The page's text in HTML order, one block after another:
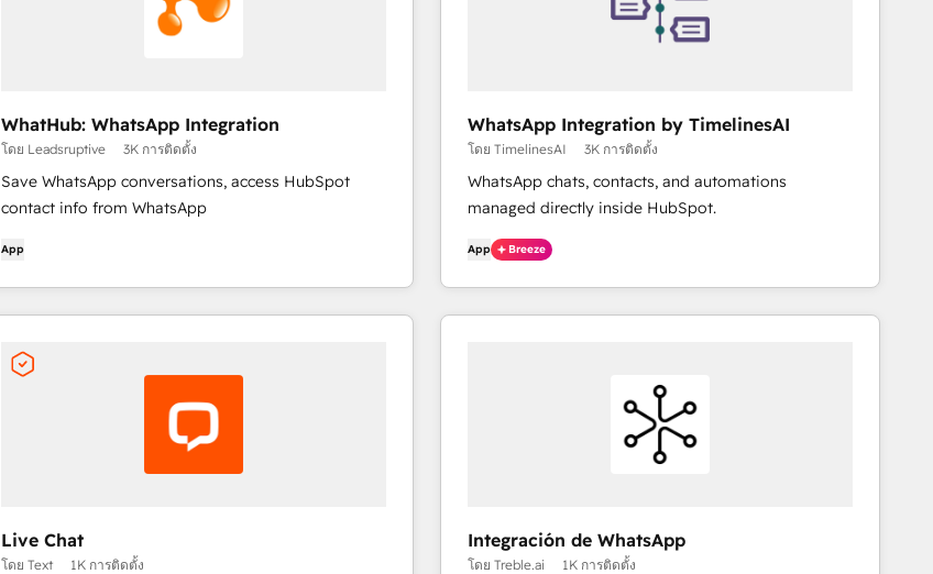
WhatHub: WhatsApp Integration
โดย Leadsruptive 3K การติดตั้ง
Save WhatsApp conversations, access HubSpot
contact info from WhatsApp
App
WhatsApp Integration by TimelinesAI
โดย TimelinesAI 3K การติดตั้ง
WhatsApp chats, contacts, and automations
managed directly inside HubSpot.
App Breeze
Live Chat
โดย Text 1K การติดตั้ง
Integración de WhatsApp
โดย Treble.ai 1K การติดตั้ง